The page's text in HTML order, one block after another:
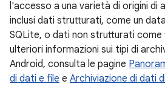
l'accesso a una varietà di origini di
inclusi dati strutturati, come un
SQLite, o dati non strutturati come
ulteriori informazioni sui tipi di
Android, consulta le pagine
di dati e file e Archiviazione di dati